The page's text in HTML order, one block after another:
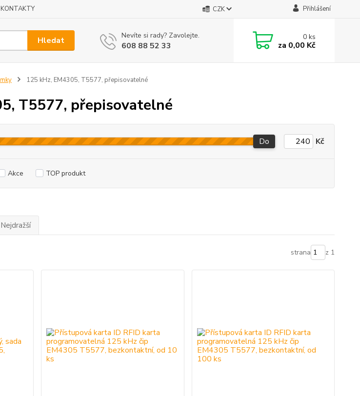
KONTAKTY CZK Přihlášení
Hledat Nevíte si rady? Zavolejte.
608 88 52 33
0ks
za 0,00 Kč
125 kHz, EM4305, T5577, přepisovatelné
T5577, přepisovatelné
Do Kč
Akce TOP produkt
Nejdražší
strana z 1